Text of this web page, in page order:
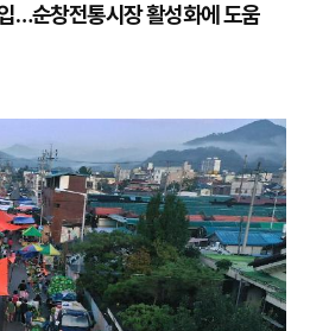
…순창전통시장 활성화에 도움